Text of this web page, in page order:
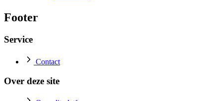
Footer
Service
Contact
Over deze site